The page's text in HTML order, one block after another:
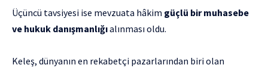
Üçüncü tavsiyesi ise mevzuata hâkim güçlü bir muhasebe
ve hukuk danışmanlığıalınması oldu.
Keleş, dünyanın en rekabetçi pazarlarından biri olan